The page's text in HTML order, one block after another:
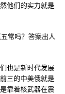
他们的实力就是
也是新时代发展
三的中美俄就是
靠着核武器在震